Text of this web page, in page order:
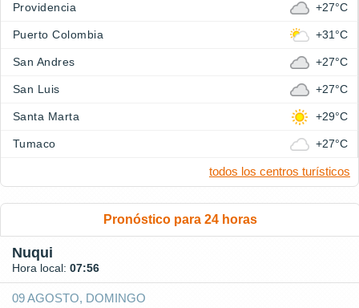
Providencia +27°C
Puerto Colombia +31°C
San Andres +27°C
San Luis +27°C
Santa Marta +29°C
Tumaco +27°C
todos los centros turísticos
Pronóstico para 24 horas
Nuqui
Hora local: 07:56
09 AGOSTO, DOMINGO